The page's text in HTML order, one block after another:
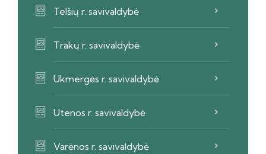
Telšių r. savivaldybė
Trakų r. savivaldybė
Ukmergės r. savivaldybė
Utenos r. savivaldybė
Varėnos r. savivaldybė